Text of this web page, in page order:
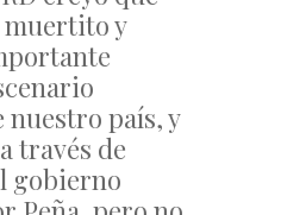
muertito y
país, y
través de
gobierno